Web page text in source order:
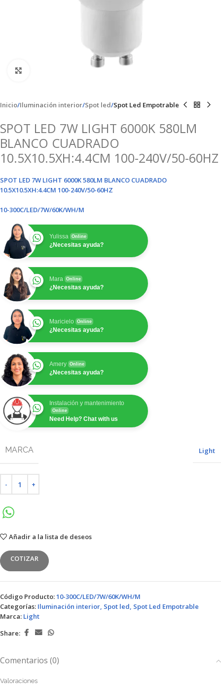
Inicio Iluminación interior Spot led Spot Led Empotrable
SPOT LED 7W LIGHT 6000K 580LM
BLANCO CUADRADO
10.5X10.5XH:4.4CM 100-240V/50-60HZ
SPOT LED 7W LIGHT 6000K 580LM BLANCO CUADRADO
10.5X10.5XH:4.4CM 100-240V/50-60HZ
10-300C/LED/7W/60K/WH/M
Yulissa Online
¿Necesitas ayuda?
Mara Online
¿Necesitas ayuda?
Maricielo Online
¿Necesitas ayuda?
Amery Online
¿Necesitas ayuda?
Instalación y mantenimiento
Online
Need Help? Chat with us
MARCA Light
Añadir a la lista de deseos
COTIZAR
Código Producto:10-300C/LED/7W/60K/WH/M
Categorías: Iluminación interior, Spot led, Spot Led Empotrable
Marca: Light
Share:
Comentarios (0)
Valoraciones